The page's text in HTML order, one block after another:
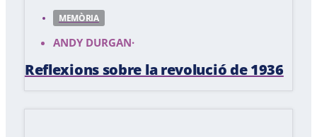
MEMÒRIA
ANDY DURGAN·
Reflexions sobre la revolució de 1936